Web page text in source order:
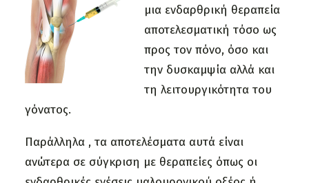
μια ενδαρθρική θεραπεία
αποτελεσματική τόσο ως
προς τον πόνο, όσο και
την δυσκαμψία αλλά και
τη λειτουργικότητα του
γόνατος.
Παράλληλα , τα αποτελέσματα αυτά είναι
ανώτερα σε σύγκριση με θεραπείες όπως οι